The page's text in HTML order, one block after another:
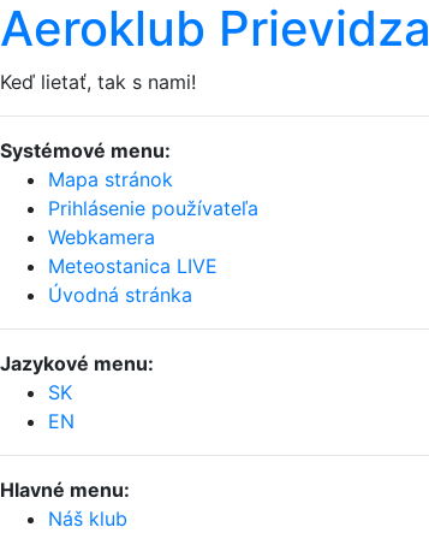
Aeroklub Prievidza
Keď lietať, tak s nami!
Systémové menu:
Mapa stránok
Prihlásenie používateľa
Webkamera
Meteostanica LIVE
Úvodná stránka
Jazykové menu:
SK
EN
Hlavné menu:
Náš klub